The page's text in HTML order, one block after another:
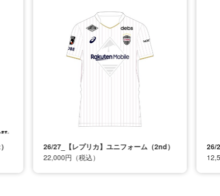
26/27_【レプリカ】ユニフォーム（2nd）
22,000円（税込）
26/